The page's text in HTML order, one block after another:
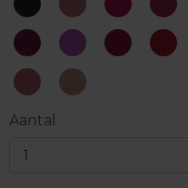
Unexpected
Black
10
Gorgeous
Rosewood
Terrific
Raspberry
12
Rose
17
Mystical
Plum
18
Conquering
Purple
Great
Yummy
Peach
Wise
Aantal
1